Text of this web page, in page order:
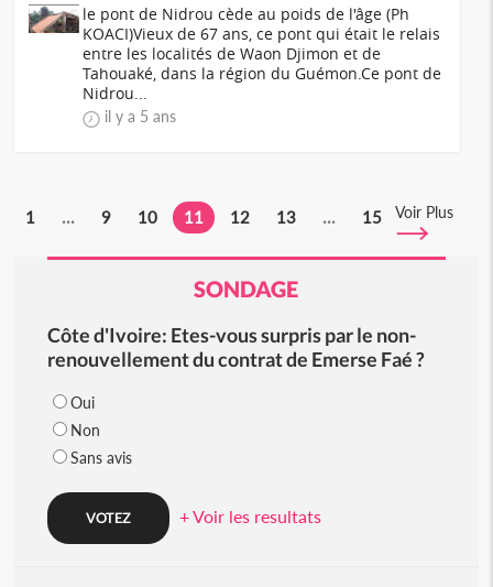
le pont de Nidrou cède au poids de l'âge (Ph
KOACI)Vieux de 67 ans, ce pont qui était le relais
entre les localités de Waon Djimon et de
Tahouaké, dans la région du Guémon.Ce pont de
Nidrou...
il y a 5 ans
1 ... 9 10 11 12 13 ... 15 Voir Plus
SONDAGE
Côte d'Ivoire: Etes-vous surpris par le non-
renouvellement du contrat de Emerse Faé ?
Oui
Non
Sans avis
+ Voir les resultats